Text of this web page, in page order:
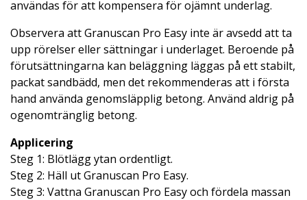
användas för att kompensera för ojämnt underlag.
Observera att Granuscan Pro Easy inte är avsedd att ta
upp rörelser eller sättningar i underlaget. Beroende på
förutsättningarna kan beläggning läggas på ett stabilt,
packat sandbädd, men det rekommenderas att i första
hand använda genomsläpplig betong. Använd aldrig på
ogenomtränglig betong.
Applicering
Steg 1: Blötlägg ytan ordentligt.
Steg 2: Häll ut Granuscan Pro Easy.
Steg 3: Vattna Granuscan Pro Easy och fördela massan